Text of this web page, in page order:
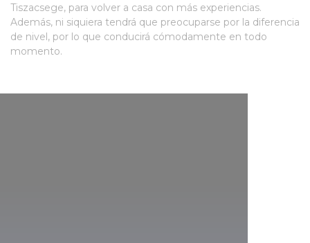
Tiszacsege, para volver a casa con más experiencias.
Además, ni siquiera tendrá que preocuparse por la diferencia
de nivel, por lo que conducirá cómodamente en todo
momento.